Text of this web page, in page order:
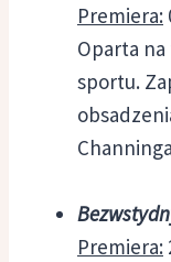
Premiera:
Oparta
sportu.
Premiera: